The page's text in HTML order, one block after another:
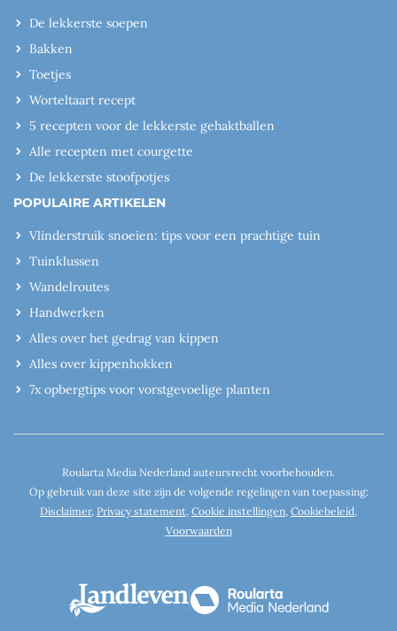
De lekkerste soepen
Bakken
Toetjes
Worteltaart recept
5 recepten voor de lekkerste gehaktballen
Alle recepten met courgette
De lekkerste stoofpotjes
POPULAIRE ARTIKELEN
Vlinderstruik snoeien: tips voor een prachtige tuin
Tuinklussen
Wandelroutes
Handwerken
Alles over het gedrag van kippen
Alles over kippenhokken
7x opbergtips voor vorstgevoelige planten
Roularta Media Nederland auteursrecht voorbehouden.
Op gebruik van deze site zijn de volgende regelingen van toepassing:
Disclaimer, Privacy statement, Cookie instellingen, Cookiebeleid,
Voorwaarden